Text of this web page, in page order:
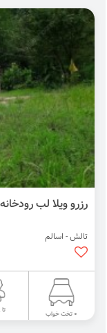
رزرو ویلا لب
تالش - اسالم
0 تخت خواب تا 8 مهمان